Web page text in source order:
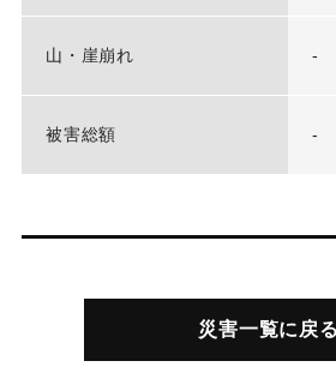
山・崖崩れ -
被害総額 -
災害一覧に戻る